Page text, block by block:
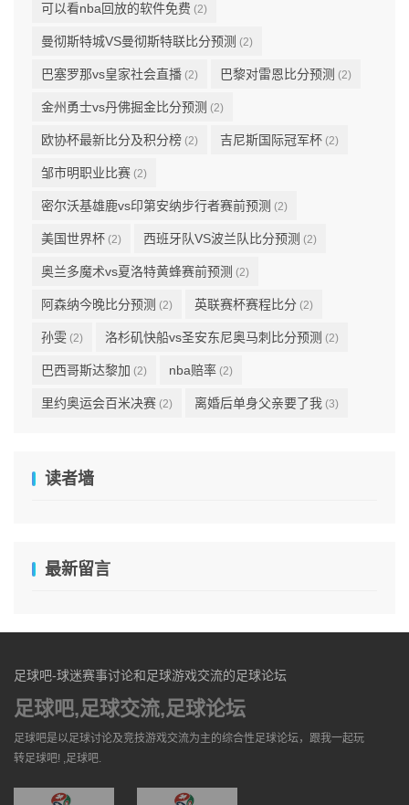
可以看nba回放的软件免费 (2)
曼彻斯特城VS曼彻斯特联比分预测 (2)
巴塞罗那vs皇家社会直播 (2) 巴黎对雷恩比分预测 (2)
金州勇士vs丹佛掘金比分预测 (2)
欧协杯最新比分及积分榜 (2) 吉尼斯国际冠军杯 (2)
邹市明职业比赛 (2)
密尔沃基雄鹿vs印第安纳步行者赛前预测 (2)
美国世界杯 (2) 西班牙队VS波兰队比分预测 (2)
奥兰多魔术vs夏洛特黄蜂赛前预测 (2)
阿森纳今晚比分预测 (2) 英联赛杯赛程比分 (2)
孙雯 (2) 洛杉矶快船vs圣安东尼奥马刺比分预测 (2)
巴西哥斯达黎加 (2) nba赔率 (2)
里约奥运会百米决赛 (2) 离婚后单身父亲要了我 (3)
读者墙
最新留言
足球吧-球迷赛事讨论和足球游戏交流的足球论坛
足球吧,足球交流,足球论坛
足球吧是以足球讨论及竞技游戏交流为主的综合性足球论坛，跟我一起玩
转足球吧! ,足球吧.